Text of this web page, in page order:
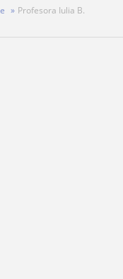
Profesora Iulia B.